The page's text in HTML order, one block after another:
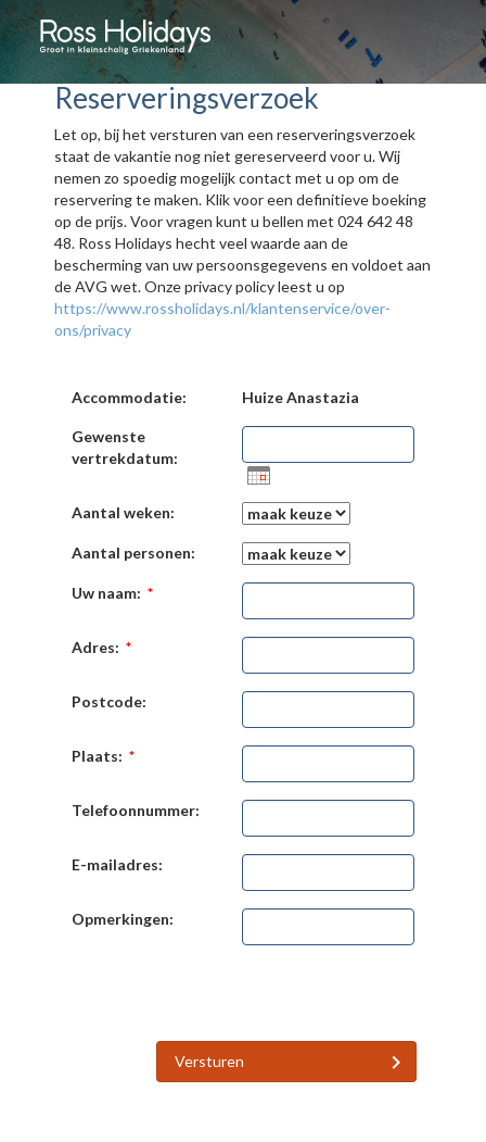
Reserveringsverzoek
Let op, bij het versturen van een reserveringsverzoek
staat de vakantie nog niet gereserveerd voor u. Wij
nemen zo spoedig mogelijk contact met u op om de
reservering te maken. Klik voor een definitieve boeking
op de prijs. Voor vragen kunt u bellen met 024 642 48
48. Ross Holidays hecht veel waarde aan de
bescherming van uw persoonsgegevens en voldoet aan
de AVG wet. Onze privacy policy leest u op
https://www.rossholidays.nl/klantenservice/over-
ons/privacy
Accommodatie: Huize Anastazia
Gewenste
vertrekdatum:
Aantal weken:
Aantal personen:
Uw naam: *
Adres: *
Postcode:
Plaats: *
Telefoonnummer:
E-mailadres:
Opmerkingen:
Versturen